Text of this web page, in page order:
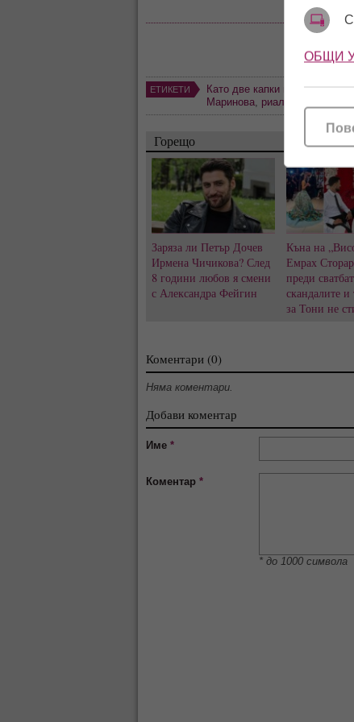
ЕТИКЕТИ Като две капки вода,
Маринова риалити
Горещо
Заряза ли Петър Дочев
Ирмена Чичикова? След
8 години любов я смени
с Александра Фейгин
Къна на
Емрах
преди
скандалите и
за Тони не
Коментари (0)
Няма коментари.
Добави коментар
Име *
Коментар *
* до 1000 символа
ОБЩИ